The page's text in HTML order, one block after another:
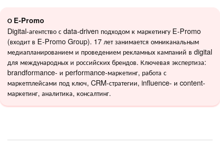
О E-Promo
Digital-агентство с data-driven подходом к маркетингу E-Promo
(входит в E-Promo Group). 17 лет занимается омниканальным
медиапланированием и проведением рекламных кампаний в digital
для международных и российских брендов. Ключевая экспертиза:
brandformance- и performance-маркетинг, работа с
маркетплейсами под ключ, CRM-стратегии, influence- и content-
маркетинг, аналитика, консалтинг.